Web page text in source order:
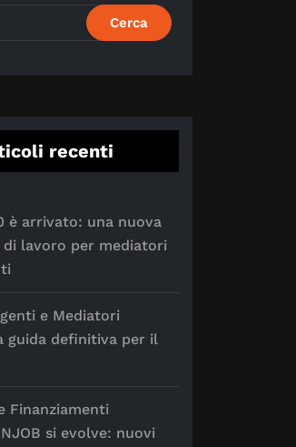
recenti
è arrivato: una nuova
di lavoro per mediatori
e Mediatori
guida definitiva per il
Finanziamenti
si evolve: nuovi